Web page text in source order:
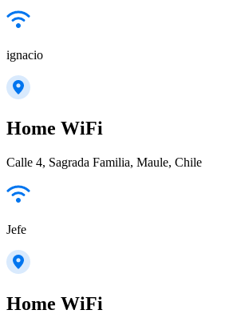
ignacio
Home WiFi
Calle 4, Sagrada Familia, Maule, Chile
Jefe
Home WiFi